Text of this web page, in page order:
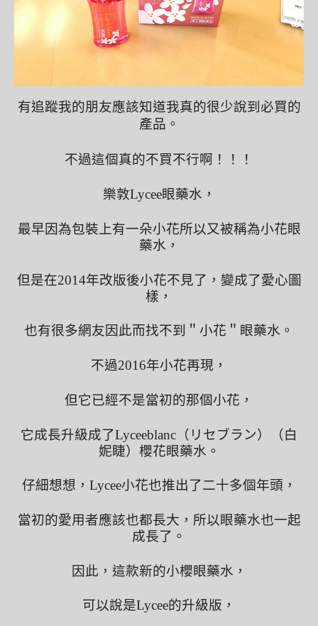
有追蹤我的朋友應該知道我真的很少說到必買的
產品。
不過這個真的不買不行啊！！！
樂敦Lycee眼藥水，
最早因為包裝上有一朵小花所以又被稱為小花眼
藥水，
但是在2014年改版後小花不見了，變成了愛心圖
樣，
也有很多網友因此而找不到＂小花＂眼藥水。
不過2016年小花再現，
但它已經不是當初的那個小花，
它成長升級成了Lyceeblanc（リセブラン）（白
妮睫）櫻花眼藥水。
仔細想想，Lycee小花也推出了二十多個年頭，
當初的愛用者應該也都長大，所以眼藥水也一起
成長了。
因此，這款新的小櫻眼藥水，
可以說是Lycee的升級版，